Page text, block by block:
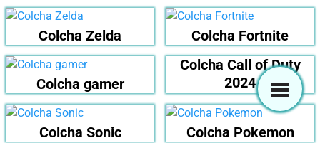
Colcha Zelda Colcha Fortnite
Colcha gamer
Colcha Call of Duty
2024
Colcha Sonic Colcha Pokemon